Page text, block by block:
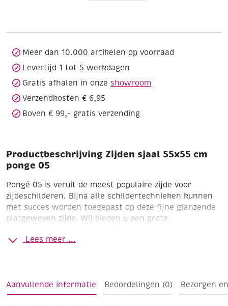
aantal
Meer dan 10.000 artikelen op voorraad
Levertijd 1 tot 5 werkdagen
Gratis afhalen in onze showroom
Verzendkosten € 6,95
Boven € 99,- gratis verzending
Productbeschrijving Zijden sjaal 55x55 cm
ponge 05
Pongé 05 is veruit de meest populaire zijde voor
zijdeschilderen. Bijna alle schildertechnieken kunnen
met succes worden toegepast op deze fijne glanzende
platgeweven zijde. Wij bieden u een grote
sjaalmaten, gemaakt van deze eenvoudige en
Lees meer ...
Aanvullende informatie Beoordelingen (0) Bezorgen